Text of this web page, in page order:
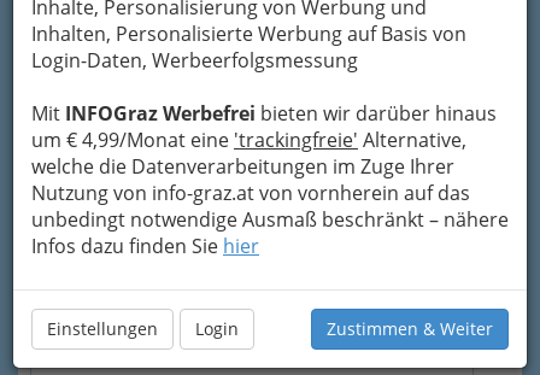
Inhalte, Personalisierung von Werbung und
Inhalten, Personalisierte Werbung auf Basis von
Login-Daten, Werbeerfolgsmessung
Mit INFOGraz Werbefrei bieten wir darüber hinaus
um € 4,99/Monat eine 'trackingfreie' Alternative,
welche die Datenverarbeitungen im Zuge Ihrer
Nutzung von info-graz.at von vornherein auf das
unbedingt notwendige Ausmaß beschränkt – nähere
Infos dazu finden Sie hier
Einstellungen Login Zustimmen & Weiter
Mein Betreff
Meine Nachricht